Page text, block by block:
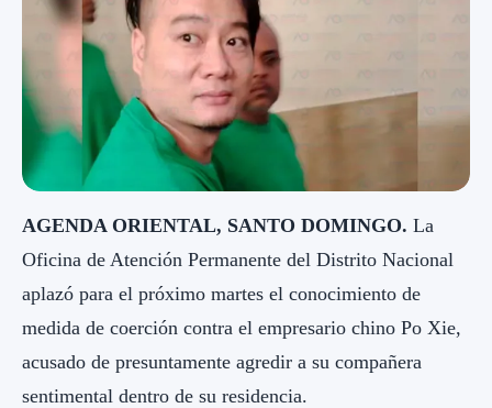
AGENDA ORIENTAL, SANTO DOMINGO. La
Oficina de Atención Permanente del Distrito Nacional
aplazó para el próximo martes el conocimiento de
medida de coerción contra el empresario chino Po Xie,
acusado de presuntamente agredir a su compañera
sentimental dentro de su residencia.